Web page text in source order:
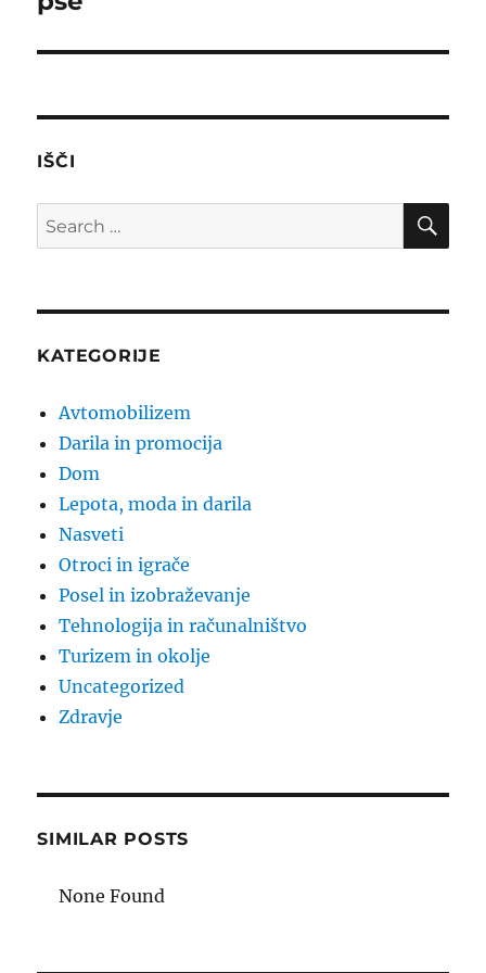
IŠČI
Search
for:
KATEGORIJE
Avtomobilizem
Darila in promocija
Dom
Lepota, moda in darila
Nasveti
Otroci in igrače
Posel in izobraževanje
Tehnologija in računalništvo
Turizem in okolje
Uncategorized
Zdravje
SIMILAR POSTS
None Found